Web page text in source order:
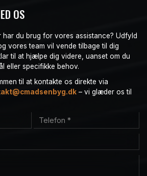
OS
har du brug for vores assistance? Udfyld
vores team vil vende tilbage til dig
til at hjælpe dig videre, uanset om du
eller specifikke behov.
til at kontakte os direkte via
– vi glæder os til